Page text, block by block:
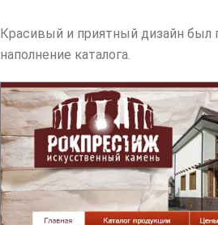
Красивый и приятный дизайн был
наполнение каталога.